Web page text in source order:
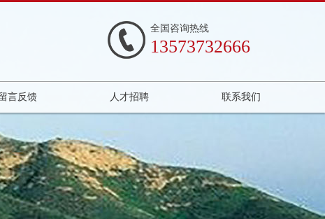
全国咨询热线
13573732666
言反馈 人才招聘 联系我们